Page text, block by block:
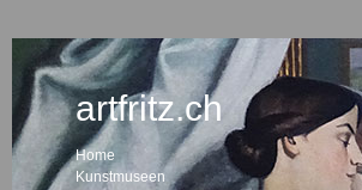
artfritz.ch
Home
Kunstmuseen